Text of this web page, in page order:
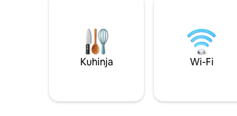
Kuhinja Wi-Fi